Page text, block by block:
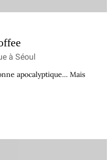
à Séoul
apocalyptique… Mais